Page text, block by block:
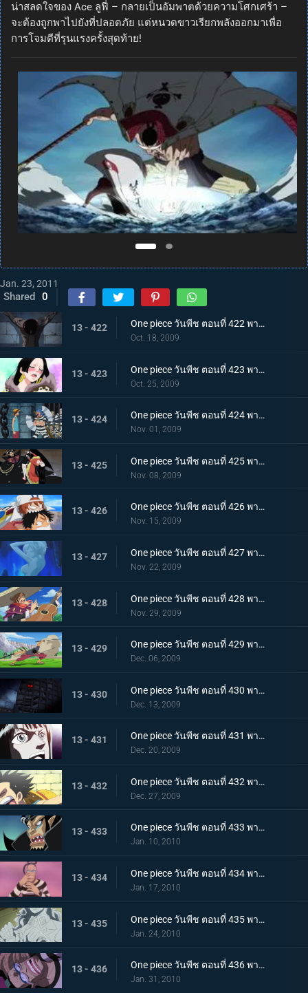
น่าสลดใจของ Ace ลูฟี่ – กลายเป็นอัมพาตด้วยความโศกเศร้า –
จะต้องถูกพาไปยังที่ปลอดภัย แต่หนวดขาวเรียกพลังออกมาเพื่อ
การโจมตีที่รุนแรงครั้งสุดท้าย!
Jan. 23, 2011
Shared 0
13 - 422 One piece วันพีช ตอนที่ 422 พากย์ไทย การบุกที่เสี่ยงด้วยชีวิต! คุกนรกใต้สมุทรอิมเพลดาวน์
Oct. 18, 2009
13 - 423 One piece วันพีช ตอนที่ 423 พากย์ไทย พบกันอีกครั้งในนรก!? ผู้มีพลังผลบาระบาระ!
Oct. 25, 2009
13 - 424 One piece วันพีช ตอนที่ 424 พากย์ไทย ถล่มนรกดอกบัวแดง! กับแผนการสุดอลังการของบากี้
Nov. 01, 2009
13 - 425 One piece วันพีช ตอนที่ 425 พากย์ไทย ชายที่แข็งแกร่งที่สุดในคุก! มนุษย์พิษร้ายพัศดีมาเจลแลน
Nov. 08, 2009
13 - 426 One piece วันพีช ตอนที่ 426 พากย์ไทย ตอนพิเศษก่อนเข้าภาคมูฟวี่ ความทะเยอทะยานของราชสีห์ทองคำที่เริ่มเคลื่อนไหว!
Nov. 15, 2009
13 - 427 One piece วันพีช ตอนที่ 427 พากย์ไทย ตอนพิเศษก่อนเข้าภาคมูฟวี่! ลิตเติ้ลอีสต์บลูที่ถูกหมายตา!
Nov. 22, 2009
13 - 428 One piece วันพีช ตอนที่ 428 พากย์ไทย ตอนพิเศษก่อนเข้าภาคมูฟวี่! โจรสลัดอามิโก้บุกโจมตี!
Nov. 29, 2009
13 - 429 One piece วันพีช ตอนที่ 429 พากย์ไทย ตอนพิเศษก่อนเข้าภาคมูฟวี่! ศึกชี้ชะตา ลูฟี่ ปะทะ ลาร์โก้
Dec. 06, 2009
13 - 430 One piece วันพีช ตอนที่ 430 พากย์ไทย เจ็ดเทพโจรสลัดที่ถูกจองจำ! ชายชาตรีแห่งท้องทะเล "จินเบ"
Dec. 13, 2009
13 - 431 One piece วันพีช ตอนที่ 431 พากย์ไทย กับดักของหัวหน้าผู้คุมชัลเดร! เลเวล 3 นรกแห่งความอดอยาก
Dec. 20, 2009
13 - 432 One piece วันพีช ตอนที่ 432 พากย์ไทย หงส์ขาวที่ถูกปลดปล่อย! พบกันอีกครั้งกับบอนเคร
Dec. 27, 2009
13 - 433 One piece วันพีช ตอนที่ 433 พากย์ไทย พัศดีมาเจลแลนเริ่มเคลื่อนไหว จนตรอก!หมวกฟางถูกล้อม
Jan. 10, 2010
13 - 434 One piece วันพีช ตอนที่ 434 พากย์ไทย กำลังพลทั้งหมดมารวมตัว! ศึกตัดสินที่เลเวล 4 นรกไฟโลกันต์
Jan. 17, 2010
13 - 435 One piece วันพีช ตอนที่ 435 พากย์ไทย มาเจลแลนสุดแกร่ง! บอนเครหลบหนีโดยไม่สู้!
Jan. 24, 2010
13 - 436 One piece วันพีช ตอนที่ 436 พากย์ไทย รู้ผลแพ้ชนะ! ลูฟี่ทุ่มชีวิตโจมตีครั้งสุดท้าย
Jan. 31, 2010